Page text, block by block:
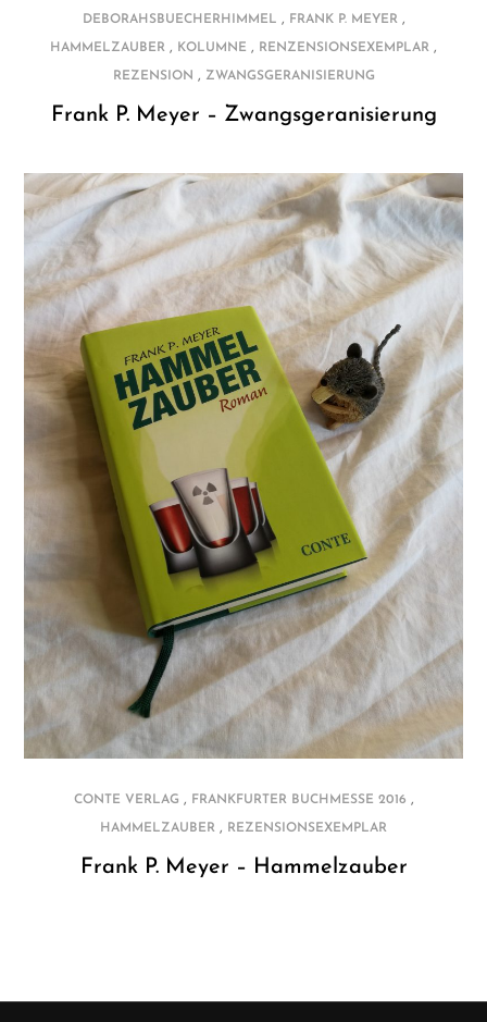
DEBORAHSBUECHERHIMMEL , FRANK P. MEYER,
HAMMELZAUBER , KOLUMNE , RENZENSIONSEXEMPLAR ,
REZENSION , ZWANGSGERANISIERUNG
Frank P. Meyer – Zwangsgeranisierung
CONTE VERLAG , FRANKFURTER BUCHMESSE 2016 ,
HAMMELZAUBER , REZENSIONSEXEMPLAR
Frank P. Meyer – Hammelzauber